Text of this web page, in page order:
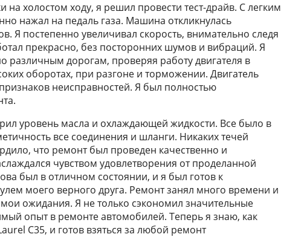
на холостом ходу, я решил провести тест-драйв. С легким
нажал на педаль газа. Машина откликнулась
Я постепенно увеличивал скорость, внимательно следя
прекрасно, без посторонних шумов и вибраций. Я
различным дорогам, проверяя работу двигателя в
оборотах, при разгоне и торможении. Двигатель
неисправностей. Я был полностью
уровень масла и охлаждающей жидкости. Все было в
все соединения и шланги. Никаких течей
что ремонт был проведен качественно и
чувством удовлетворения от проделанной
был в отличном состоянии, и я был готов к
моего верного друга. Ремонт занял много времени и
ожидания. Я не только сэкономил значительные
опыт в ремонте автомобилей. Теперь я знаю, как
C35, и готов взяться за любой ремонт